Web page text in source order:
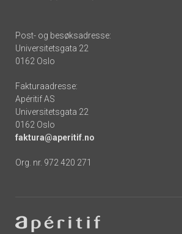
Post- og besøksadresse:
Universitetsgata 22
0162 Oslo
Fakturaadresse:
Apéritif AS
Universitetsgata 22
0162 Oslo
faktura@aperitif.no
Org. nr. 972 420 271